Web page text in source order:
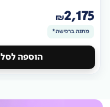
₪2,175
מתנה ברכישה*
הוספה לסל